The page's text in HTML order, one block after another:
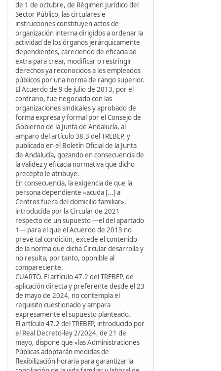
de 1 de octubre, de Régimen Jurídico del
Sector Público, las circulares e
instrucciones constituyen actos de
organización interna dirigidos a ordenar la
actividad de los órganos jerárquicamente
dependientes, careciendo de eficacia ad
extra para crear, modificar o restringir
derechos ya reconocidos a los empleados
públicos por una norma de rango superior.
El Acuerdo de 9 de julio de 2013, por el
contrario, fue negociado con las
organizaciones sindicales y aprobado de
forma expresa y formal por el Consejo de
Gobierno de la Junta de Andalucía, al
amparo del artículo 38.3 del TREBEP, y
publicado en el Boletín Oficial de la Junta
de Andalucía, gozando en consecuencia de
la validez y eficacia normativa que dicho
precepto le atribuye.
En consecuencia, la exigencia de que la
persona dependiente «acuda [...] a
Centros fuera del domicilio familiar»,
introducida por la Circular de 2021
respecto de un supuesto —el del apartado
1— para el que el Acuerdo de 2013 no
prevé tal condición, excede el contenido
de la norma que dicha Circular desarrolla y
no resulta, por tanto, oponible al
compareciente.
CUARTO. El artículo 47.2 del TREBEP, de
aplicación directa y preferente desde el 23
de mayo de 2024, no contempla el
requisito cuestionado y ampara
expresamente el supuesto planteado.
El artículo 47.2 del TREBEP, introducido por
el Real Decreto-ley 2/2024, de 21 de
mayo, dispone que «las Administraciones
Públicas adoptarán medidas de
flexibilización horaria para garantizar la